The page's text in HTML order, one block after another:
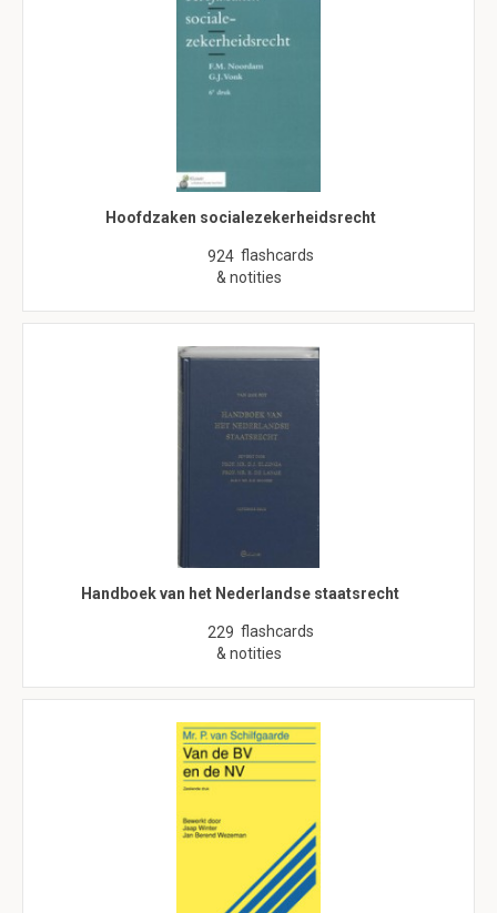
Hoofdzaken socialezekerheidsrecht
924 flashcards
& notities
Handboek van het Nederlandse staatsrecht
229 flashcards
& notities